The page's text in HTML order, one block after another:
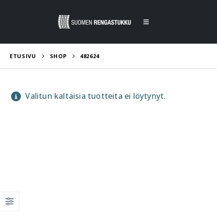
ETUSIVU SHOP 482624
Valitun kaltaisia tuotteita ei löytynyt.